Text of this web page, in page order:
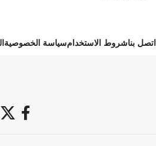
اتصل بناشروط الاستخدامسياسة الخصوصية